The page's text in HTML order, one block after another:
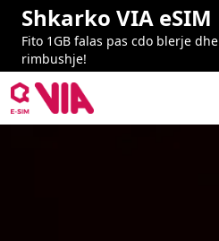
Shkarko VIA eSIM
Fito 1GB falas pas cdo blerje dhe
rimbushje!
VIA ESIM